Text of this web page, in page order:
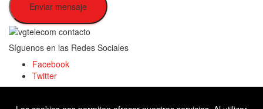
Enviar mensaje
Síguenos en las Redes Sociales
Facebook
Twitter